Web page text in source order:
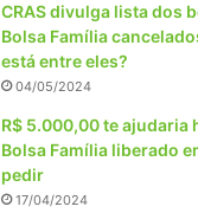
CRAS divulga lista dos
Bolsa Família
está entre eles?
04/05/2024
R$ 5.000,00 te ajudaria
Bolsa Família liberado
pedir
17/04/2024